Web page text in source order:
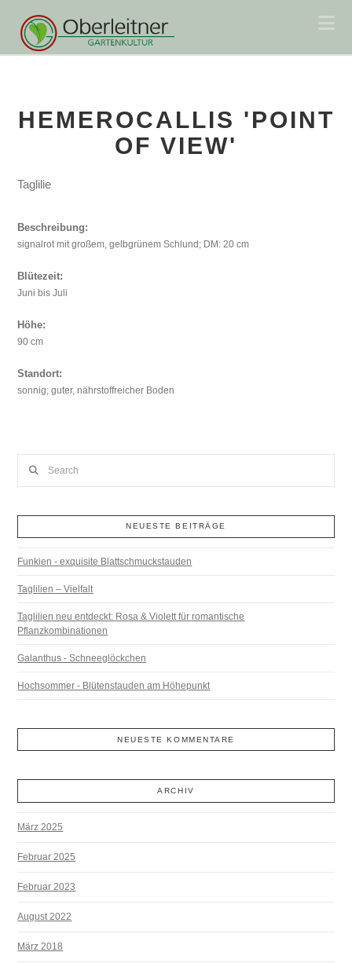
HEMEROCALLIS 'POINT
OF VIEW'
Taglilie
Beschreibung:
signalrot mit großem, gelbgrünem Schlund; DM: 20 cm
Blütezeit:
Juni bis Juli
Höhe:
90 cm
Standort:
sonnig; guter, nährstoffreicher Boden
NEUESTE BEITRÄGE
Funkien - exquisite Blattschmuckstauden
Taglilien – Vielfalt
Taglilien neu entdeckt: Rosa & Violett für romantische
Pflanzkombinationen
Galanthus - Schneeglöckchen
Hochsommer - Blütenstauden am Höhepunkt
NEUESTE KOMMENTARE
ARCHIV
März 2025
Februar 2025
Februar 2023
August 2022
März 2018